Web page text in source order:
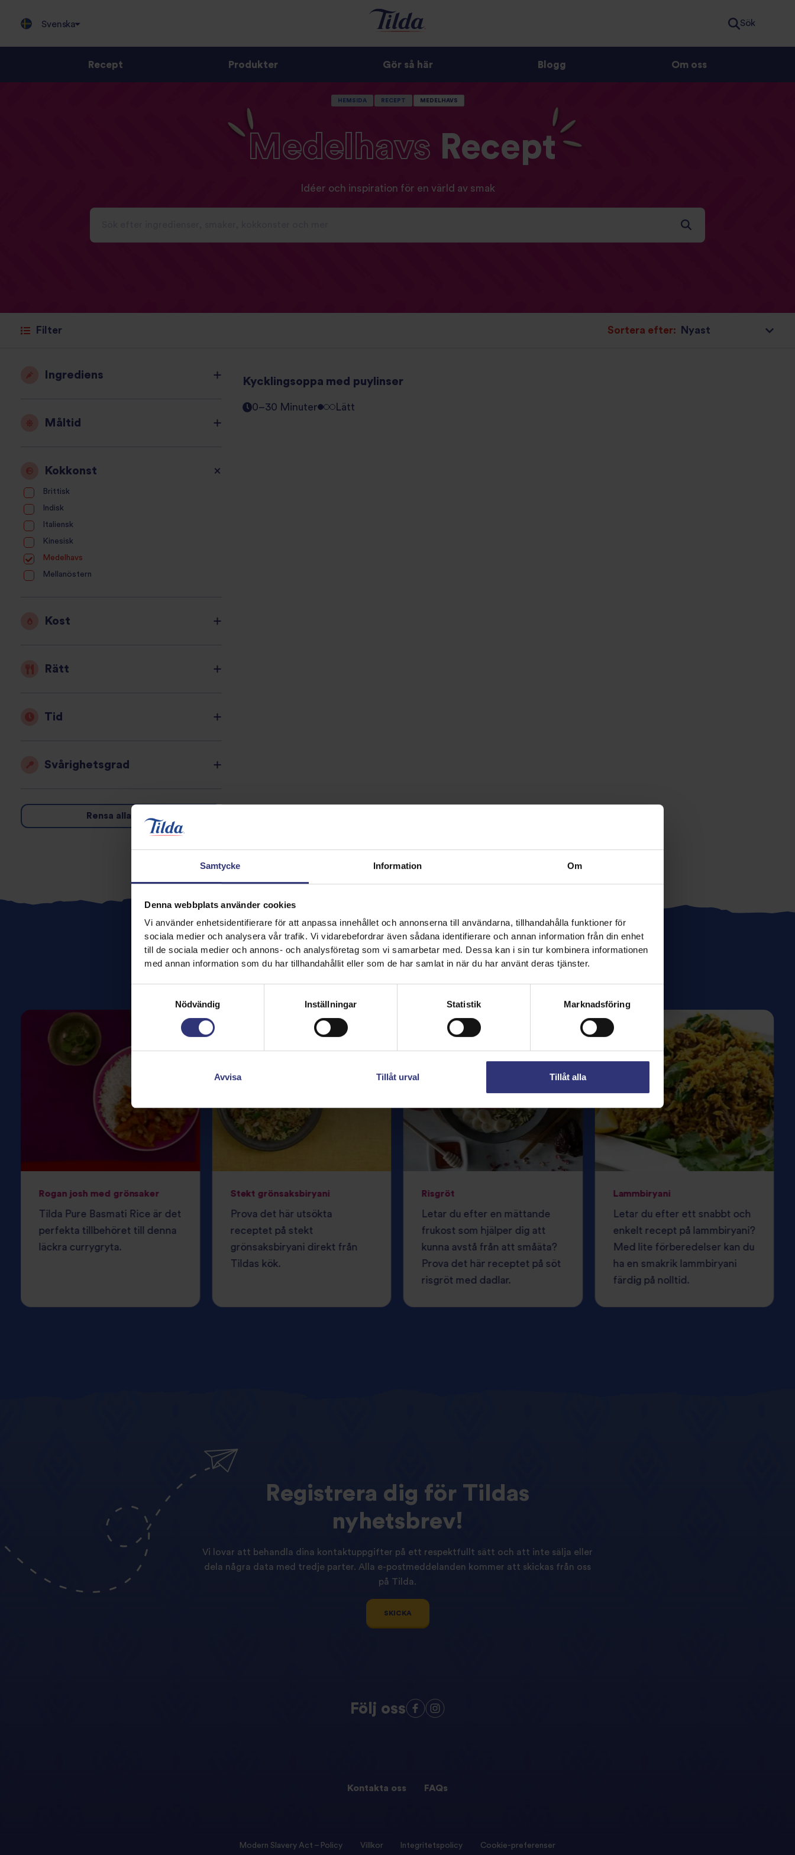
Samtycke Information Om
Denna webbplats använder cookies
Vi använder enhetsidentifierare för att anpassa innehållet och annonserna till användarna, tillhandahålla funktioner för
sociala medier och analysera vår trafik. Vi vidarebefordrar även sådana identifierare och annan information från din enhet
till de sociala medier och annons- och analysföretag som vi samarbetar med. Dessa kan i sin tur kombinera informationen
med annan information som du har tillhandahållit eller som de har samlat in när du har använt deras tjänster.
Nödvändig
Inställningar Statistik Marknadsföring
Avvisa Tillåt urval Tillåt alla
Svenska Sök
Recept Produkter Gör så här Blogg Om oss
HEMSIDA RECEPT MEDELHAVS
Medelhavs Recept
Idéer och inspiration för en värld av smak
Filter Sortera efter:
Ingrediens
Måltid
Kokkonst
Brittisk
Indisk
Italiensk
Kinesisk
Medelhavs
Mellanöstern
Kost
Rätt
Tid
Svårighetsgrad
Rensa alla filter
Kycklingsoppa med puylinser
0–30 Minuter Lätt
Rekommenderaderecept
Rogan josh med grönsaker
Tilda Pure Basmati Rice är det
perfekta tillbehöret till denna
läckra currygryta.
Stekt grönsaksbiryani
Prova det här utsökta
receptet på stekt
grönsaksbiryani direkt från
Tildas kök.
Risgröt
Letar du efter en mättande
frukost som hjälper dig att
kunna avstå från att småäta?
Prova det här receptet på söt
risgröt med dadlar.
Lammbiryani
Letar du efter ett snabbt och
enkelt recept på lammbiryani?
Med lite förberedelser kan du
ha en smakrik lammbiryani
färdig på nolltid.
Registrera dig för Tildas
nyhetsbrev!
Vi lovar att behandla dina kontaktuppgifter på ett respektfullt sätt och att inte sälja eller
dela några data med tredje parter. Alla e-postmeddelanden kommer att skickas från oss
på Tilda.
SKICKA
Följ oss
Kontakta oss FAQs
Modern Slavery Act – Policy Villkor Integritetspolicy Cookie-preferenser